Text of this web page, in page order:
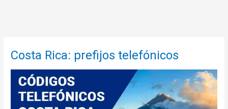
Costa Rica: prefijos telefónicos